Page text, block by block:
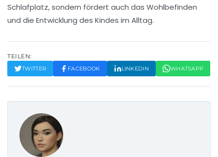
Schlafplatz, sondern fördert auch das Wohlbefinden
und die Entwicklung des Kindes im Alltag.
TEILEN:
TWITTER FACEBOOK LINKEDIN WHATSAPP